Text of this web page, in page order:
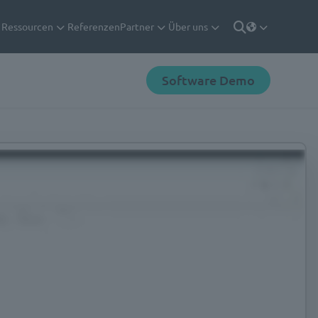
Ressourcen ReferenzenPartner Über uns Deutsch
Software Demo